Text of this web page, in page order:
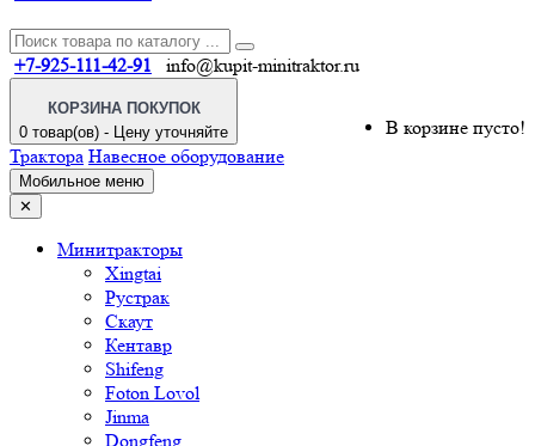
+7-925-111-42-91 info@kupit-minitraktor.ru
КОРЗИНА ПОКУПОК
0 товар(ов) - Цену уточняйте
В корзине пусто!
Трактора Навесное оборудование
Мобильное меню
✕
Минитракторы
Xingtai
Рустрак
Скаут
Кентавр
Shifeng
Foton Lovol
Jinma
Dongfeng